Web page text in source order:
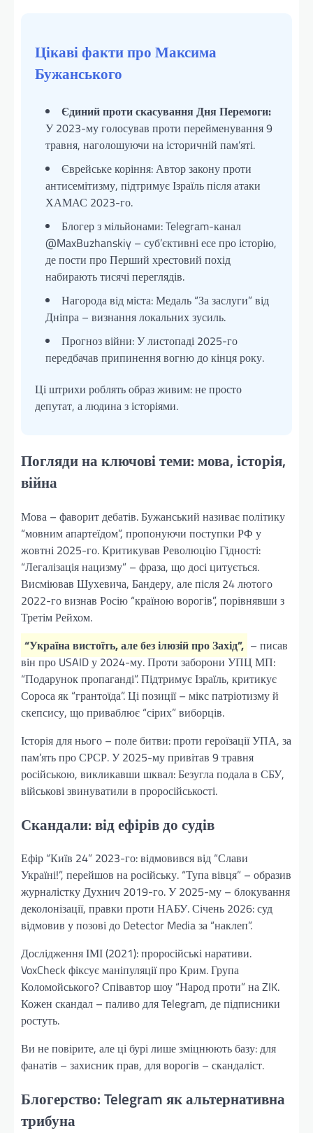
Цікаві факти про Максима
Бужанського
Єдиний проти скасування Дня Перемоги:
У 2023-му голосував проти перейменування 9
травня, наголошуючи на історичній пам’яті.
Єврейське коріння: Автор закону проти
антисемітизму, підтримує Ізраїль після атаки
ХАМАС 2023-го.
Блогер з мільйонами: Telegram-канал
@MaxBuzhanskiy – суб’єктивні есе про історію,
де пости про Перший хрестовий похід
набирають тисячі переглядів.
Нагорода від міста: Медаль “За заслуги” від
Дніпра – визнання локальних зусиль.
Прогноз війни: У листопаді 2025-го
передбачав припинення вогню до кінця року.
Ці штрихи роблять образ живим: не просто
депутат, а людина з історіями.
Погляди на ключові теми: мова, історія,
війна
Мова – фаворит дебатів. Бужанський називає політику
“мовним апартеїдом”, пропонуючи поступки РФ у
жовтні 2025-го. Критикував Революцію Гідності:
“Легалізація нацизму” – фраза, що досі цитується.
Висміював Шухевича, Бандеру, але після 24 лютого
2022-го визнав Росію “країною ворогів”, порівнявши з
Третім Рейхом.
“Україна вистоїть, але без ілюзій про Захід”, – писав
він про USAID у 2024-му. Проти заборони УПЦ МП:
“Подарунок пропаганді”. Підтримує Ізраїль, критикує
Сороса як “грантоїда”. Ці позиції – мікс патріотизму й
скепсису, що приваблює “сірих” виборців.
Історія для нього – поле битви: проти героїзації УПА, за
пам’ять про СРСР. У 2025-му привітав 9 травня
російською, викликавши шквал: Безугла подала в СБУ,
військові звинуватили в проросійськості.
Скандали: від ефірів до судів
Ефір “Київ 24” 2023-го: відмовився від “Слави
Україні!”, перейшов на російську. “Тупа вівця” – образив
журналістку Духнич 2019-го. У 2025-му – блокування
деколонізації, правки проти НАБУ. Січень 2026: суд
відмовив у позові до Detector Media за “наклеп”.
Дослідження ІМІ (2021): проросійські наративи.
VoxCheck фіксує маніпуляції про Крим. Група
Коломойського? Співавтор шоу “Народ проти” на ZIK.
Кожен скандал – паливо для Telegram, де підписники
ростуть.
Ви не повірите, але ці бурі лише зміцнюють базу: для
фанатів – захисник прав, для ворогів – скандаліст.
Блогерство: Telegram як альтернативна
трибуна